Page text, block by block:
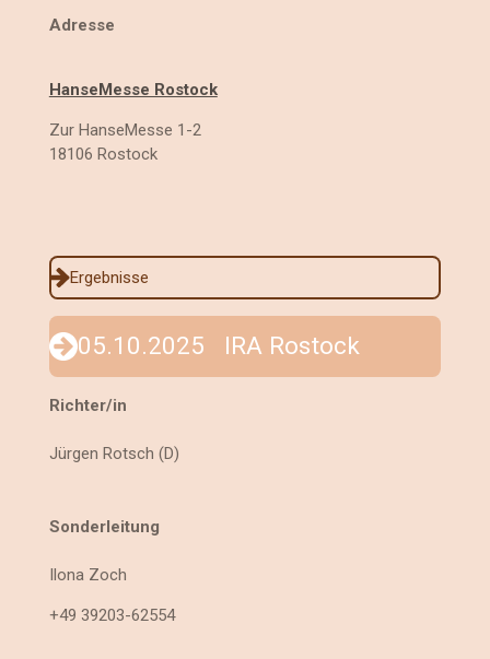
Adresse
HanseMesse Rostock
Zur HanseMesse 1-2
18106 Rostock
Ergebnisse
05.10.2025 IRA Rostock
Richter/in
Jürgen Rotsch (D)
Sonderleitung
Ilona Zoch
+49 39203-62554